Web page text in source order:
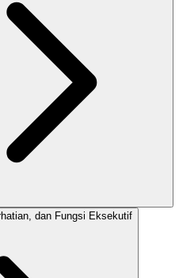
dan Fungsi Eksekutif